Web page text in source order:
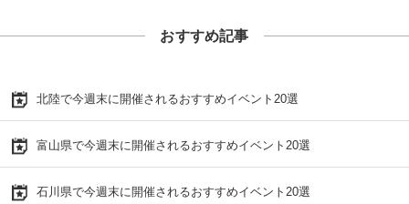
おすすめ記事
北陸で今週末に開催されるおすすめイベント20選
富山県で今週末に開催されるおすすめイベント20選
石川県で今週末に開催されるおすすめイベント20選